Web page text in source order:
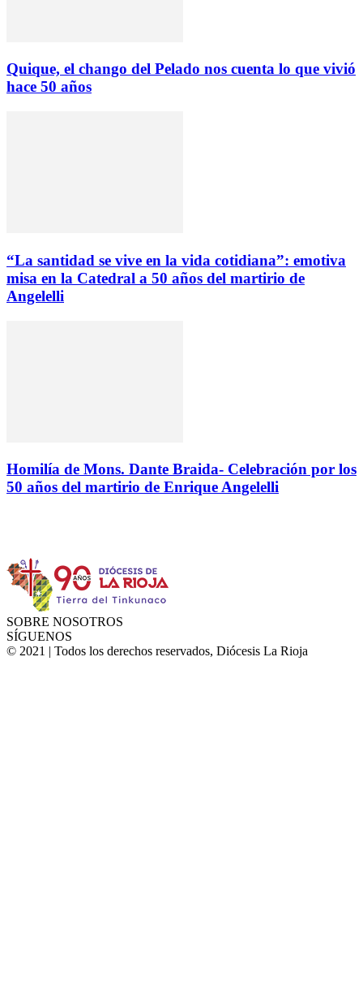
Quique, el chango del Pelado nos cuenta lo que vivió
hace 50 años
“La santidad se vive en la vida cotidiana”: emotiva
misa en la Catedral a 50 años del martirio de
Angelelli
Homilía de Mons. Dante Braida- Celebración por los
50 años del martirio de Enrique Angelelli
SOBRE NOSOTROS
SÍGUENOS
© 2021 | Todos los derechos reservados, Diócesis La Rioja